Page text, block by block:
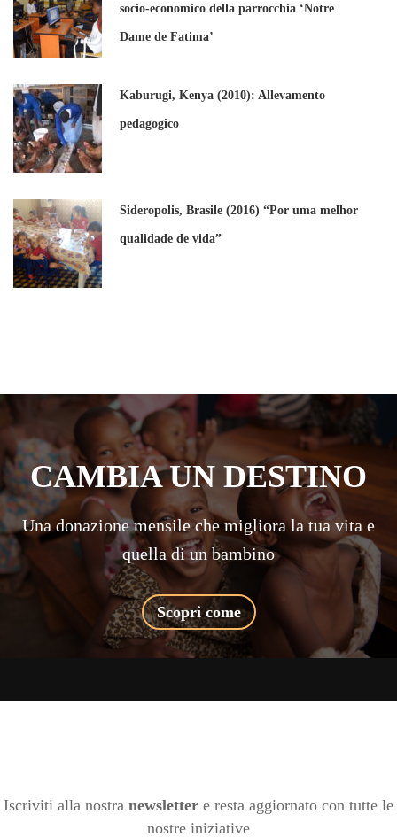
socio-economico della parrocchia ‘Notre
Dame de Fatima’
Kaburugi, Kenya (2010): Allevamento
pedagogico
Sideropolis, Brasile (2016) “Por uma melhor
qualidade de vida”
CAMBIA UN DESTINO
Una donazione mensile che migliora la tua vita e
quella di un bambino
Scopri come
Iscriviti alla nostra newsletter e resta aggiornato con tutte le
nostre iniziative